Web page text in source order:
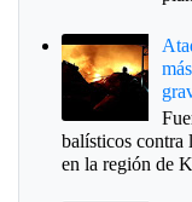
balísticos contra
en la región de